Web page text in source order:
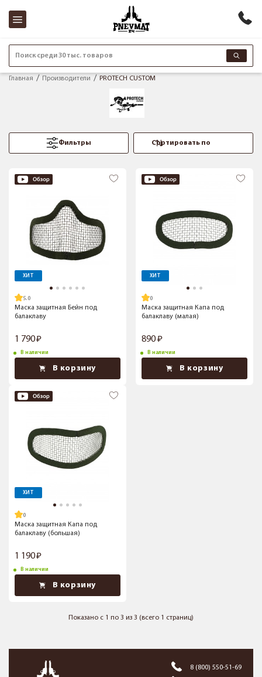
Поиск среди 30 тыс. товаров
Главная Производители PROTECH CUSTOM
Фильтры
ХИТ
5.0
Маска защитная Бейн под
балаклаву
1 790
В наличии
В корзину
ХИТ
Маска защитная Капа под
балаклаву (малая)
890
В наличии
В корзину
ХИТ
Маска защитная Капа под
балаклаву (большая)
1 190
В наличии
В корзину
Показано с 1 по 3 из 3 (всего 1 страниц)
8 (800) 550-51-69